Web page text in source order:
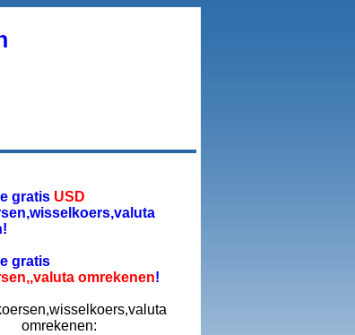
gratis USD
gratis
omrekenen!
omrekenen: